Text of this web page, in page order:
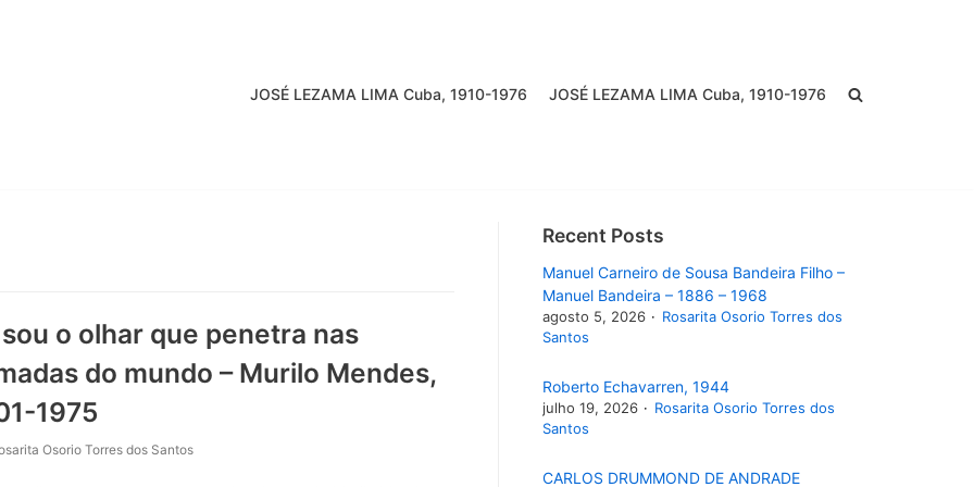
JOSÉ LEZAMA LIMA Cuba, 1910-1976 JOSÉ LEZAMA LIMA Cuba, 1910-1976
sou o olhar que penetra nas
do mundo – Murilo Mendes,
1975
Osorio Torres dos Santos
Recent Posts
Manuel Carneiro de Sousa Bandeira Filho –
Manuel Bandeira – 1886 – 1968
agosto 5, 2026
Rosarita Osorio Torres dos
Santos
Roberto Echavarren, 1944
julho 19, 2026
Rosarita Osorio Torres dos
Santos
CARLOS DRUMMOND DE ANDRADE